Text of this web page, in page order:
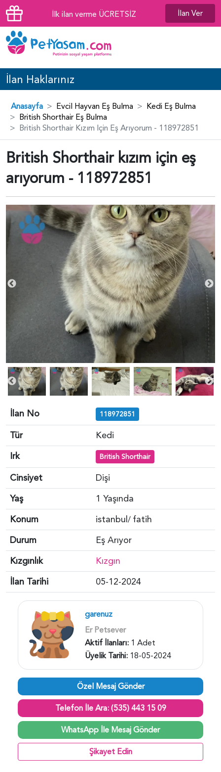
İlk ilan verme ÜCRETSİZ İlan Ver
İlan Haklarınız
Anasayfa Evcil Hayvan Eş Bulma
Kedi Eş Bulma
British Shorthair Eş Bulma
British Shorthair Kızım Için Eş Arıyorum - 118972851
British Shorthair kızım için eş
arıyorum - 118972851
İlan No 118972851
Tür
Kedi
Irk
British Shorthair
Cinsiyet
Dişi
Yaş
1 Yaşında
Konum
istanbul/ fatih
Durum
Eş Arıyor
Kızgınlık
Kızgın
İlan Tarihi
05-12-2024
garenuz
Er Petsever
Aktif İlanları: 1 Adet
Üyelik Tarihi: 18-05-2024
Özel Mesaj Gönder
Telefon İle Ara: (535) 443 15 09
WhatsApp İle Mesaj Gönder
Şikayet Edin